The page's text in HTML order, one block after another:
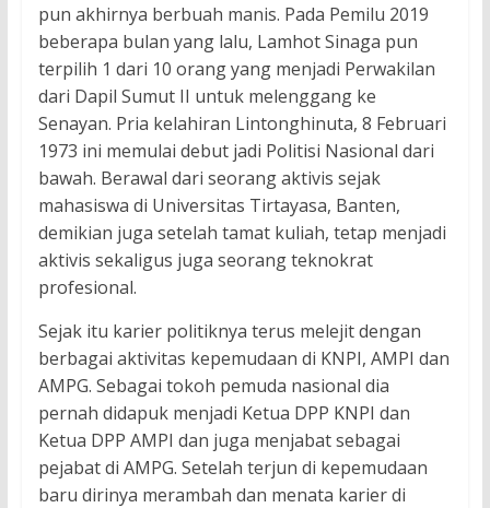
pun akhirnya berbuah manis. Pada Pemilu 2019
beberapa bulan yang lalu, Lamhot Sinaga pun
terpilih 1 dari 10 orang yang menjadi Perwakilan
dari Dapil Sumut II untuk melenggang ke
Senayan. Pria kelahiran Lintonghinuta, 8 Februari
1973 ini memulai debut jadi Politisi Nasional dari
bawah. Berawal dari seorang aktivis sejak
mahasiswa di Universitas Tirtayasa, Banten,
demikian juga setelah tamat kuliah, tetap menjadi
aktivis sekaligus juga seorang teknokrat
profesional.
Sejak itu karier politiknya terus melejit dengan
berbagai aktivitas kepemudaan di KNPI, AMPI dan
AMPG. Sebagai tokoh pemuda nasional dia
pernah didapuk menjadi Ketua DPP KNPI dan
Ketua DPP AMPI dan juga menjabat sebagai
pejabat di AMPG. Setelah terjun di kepemudaan
baru dirinya merambah dan menata karier di